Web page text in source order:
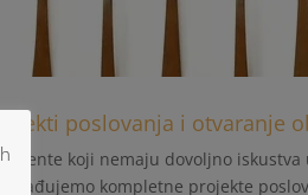
poslovanja i otvaranje
klijente koji nemaju dovoljno iskustva
izrađujemo kompletne projekte